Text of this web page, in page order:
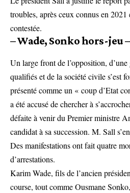
troubles, après ceux connus en 2021
contestée.
– Wade, Sonko hors-jeu –
Un large front de l’opposition,
qualifiés et de la société civile s’est
présenté comme un « coup d’Etat
a été accusé de chercher à
défaite à venir du Premier ministre
candidat à sa succession. M. Sall
Des manifestations ont fait quatre
d’arrestations.
Karim Wade, fils de l’ancien
course, tout comme Ousmane